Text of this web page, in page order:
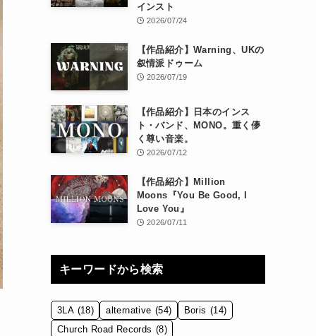
インスト
2026/07/24
【作品紹介】Warning、UKの
叙情派ドゥーム
2026/07/19
【作品紹介】日本のインス
ト・バンド、MONO。重く儚
く尊い音楽。
2026/07/12
【作品紹介】Million
Moons『You Be Good, I
Love You』
2026/07/11
キーワードから検索
3LA (18) alternative (54) Boris (14)
Church Road Records (8)